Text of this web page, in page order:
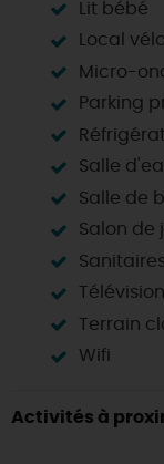
Lit bébé
Local vélo
Micro-
Parking
Salle
Salle de
Salon de
Télévision
Terrain
Wifi
Activités à